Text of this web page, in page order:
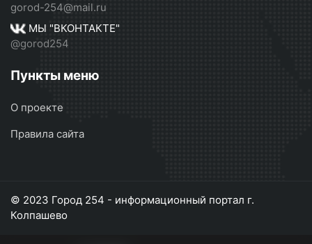
gorod-254@mail.ru
МЫ "ВКОНТАКТЕ"
@gorod254
Пункты меню
О проекте
Правила сайта
© 2023 Город 254 - информационный портал г.
Колпашево